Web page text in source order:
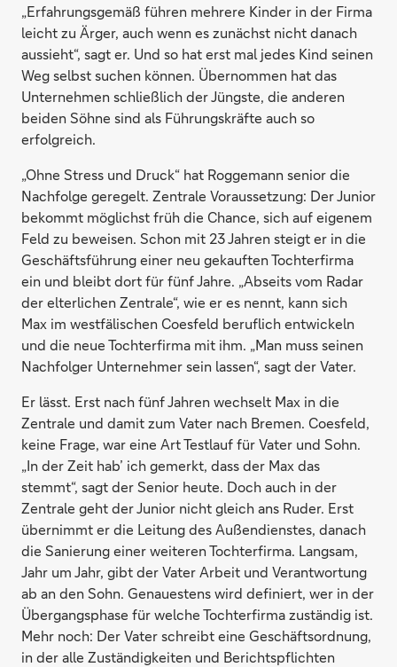
„Erfahrungsgemäß führen mehrere Kinder in der Firma
leicht zu Ärger, auch wenn es zunächst nicht danach
aussieht“, sagt er. Und so hat erst mal jedes Kind seinen
Weg selbst suchen können. Übernommen hat das
Unternehmen schließlich der Jüngste, die anderen
beiden Söhne sind als Führungskräfte auch so
erfolgreich.
„Ohne Stress und Druck“ hat Roggemann senior die
Nachfolge geregelt. Zentrale Voraussetzung: Der Junior
bekommt möglichst früh die Chance, sich auf eigenem
Feld zu beweisen. Schon mit 23 Jahren steigt er in die
Geschäftsführung einer neu gekauften Tochterfirma
ein und bleibt dort für fünf Jahre. „Abseits vom Radar
der elterlichen Zentrale“, wie er es nennt, kann sich
Max im westfälischen Coesfeld beruflich entwickeln
und die neue Tochterfirma mit ihm. „Man muss seinen
Nachfolger Unternehmer sein lassen“, sagt der Vater.
Er lässt. Erst nach fünf Jahren wechselt Max in die
Zentrale und damit zum Vater nach Bremen. Coesfeld,
keine Frage, war eine Art Testlauf für Vater und Sohn.
„In der Zeit hab’ ich gemerkt, dass der Max das
stemmt“, sagt der Senior heute. Doch auch in der
Zentrale geht der Junior nicht gleich ans Ruder. Erst
übernimmt er die Leitung des Außendienstes, danach
die Sanierung einer weiteren Tochterfirma. Langsam,
Jahr um Jahr, gibt der Vater Arbeit und Verantwortung
ab an den Sohn. Genauestens wird definiert, wer in der
Übergangsphase für welche Tochterfirma zuständig ist.
Mehr noch: Der Vater schreibt eine Geschäftsordnung,
in der alle Zuständigkeiten und Berichtspflichten